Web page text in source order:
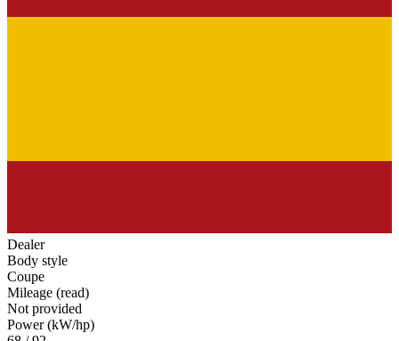
Dealer
Body style
Coupe
Mileage (read)
Not provided
Power (kW/hp)